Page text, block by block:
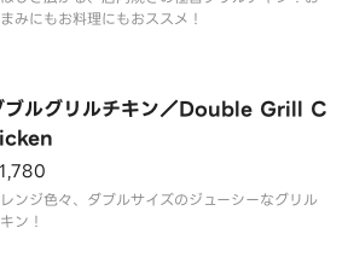
みにもお料理にもおススメ！
ブルグリルチキン／Double Grill C
ンジ色々、ダブルサイズのジューシーなグリル
ン！